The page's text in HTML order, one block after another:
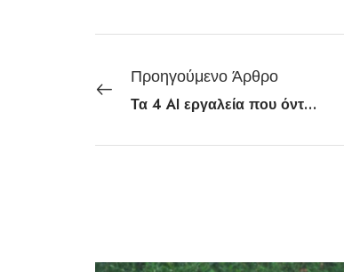
Προηγούμενο Άρθρο
Τα 4 AI εργαλεία που όντως βοηθούν στη δουλειά – και πώς να τα βάλεις σωστά στο workflow σου